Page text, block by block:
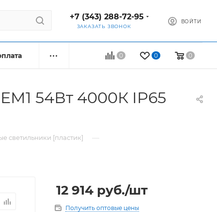
+7 (343) 288-72-95
ЗАКАЗАТЬ ЗВОНОК
ВОЙТИ
0 0 0
54Вт 4000К IP65
светильники [пластик] —
12 914 руб./шт
Получить оптовые цены